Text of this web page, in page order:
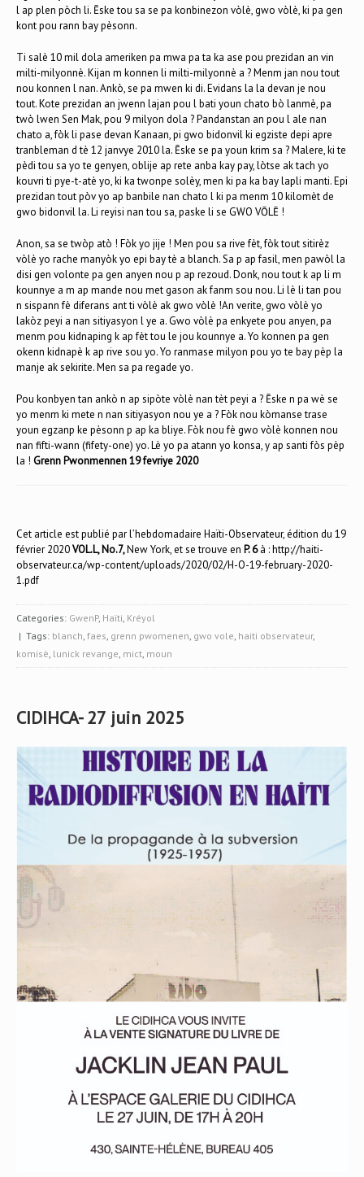
l ap plen pòch li. Ēske tou sa se pa konbinezon vòlè, gwo vòlè, ki pa gen
kont pou rann bay pèsonn.
Ti salè 10 mil dola ameriken pa mwa pa ta ka ase pou prezidan an vin
milti-milyonnè. Kijan m konnen li milti-milyonnè a ? Menm jan nou tout
nou konnen l nan. Ankò, se pa mwen ki di. Evidans la la devan je nou
tout. Kote prezidan an jwenn lajan pou l bati youn chato bò lanmè, pa
twò lwen Sen Mak, pou 9 milyon dola ? Pandanstan an pou l ale nan
chato a, fòk li pase devan Kanaan, pi gwo bidonvil ki egziste depi apre
tranbleman d tè 12 janvye 2010 la. Ēske se pa youn krim sa ? Malere, ki te
pèdi tou sa yo te genyen, oblije ap rete anba kay pay, lòtse ak tach yo
kouvri ti pye-t-atè yo, ki ka twonpe solèy, men ki pa ka bay lapli manti. Epi
prezidan tout pòv yo ap banbile nan chato l ki pa menm 10 kilomèt de
gwo bidonvil la. Li reyisi nan tou sa, paske li se GWO VŌLĒ !
Anon, sa se twòp atò ! Fòk yo jije ! Men pou sa rive fèt, fòk tout sitirèz
vòlè yo rache manyòk yo epi bay tè a blanch. Sa p ap fasil, men pawòl la
disi gen volonte pa gen anyen nou p ap rezoud. Donk, nou tout k ap li m
kounnye a m ap mande nou met gason ak fanm sou nou. Li lè li tan pou
n sispann fè diferans ant ti vòlè ak gwo vòlè !An verite, gwo vòlè yo
lakòz peyi a nan sitiyasyon l ye a. Gwo vòlè pa enkyete pou anyen, pa
menm pou kidnaping k ap fèt tou le jou kounnye a. Yo konnen pa gen
okenn kidnapè k ap rive sou yo. Yo ranmase milyon pou yo te bay pèp la
manje ak sekirite. Men sa pa regade yo.
Pou konbyen tan ankò n ap sipòte vòlè nan tèt peyi a ? Ēske n pa wè se
yo menm ki mete n nan sitiyasyon nou ye a ? Fòk nou kòmanse trase
youn egzanp ke pèsonn p ap ka bliye. Fòk nou fè gwo vòlè konnen nou
nan fifti-wann (fifety-one) yo. Lè yo pa atann yo konsa, y ap santi fòs pèp
la ! Grenn Pwonmennen 19 fevriye 2020
Cet article est publié par l’hebdomadaire Haïti-Observateur, édition du 19
février 2020VOL.L, No.7,New York, et se trouve en P. 6à :http://haiti-
observateur.ca/wp-content/uploads/2020/02/H-O-19-february-2020-
1.pdf
Categories: GwenP, Haïti, Kréyol
| Tags: blanch, faes, grenn pwomenen, gwo vole, haiti observateur,
komisè, lunick revange, mict, moun
CIDIHCA- 27 juin 2025